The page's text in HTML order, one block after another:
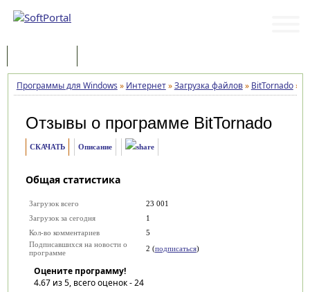
Программы для Windows » Интернет»Загрузка файлов» BitTornado»
Отзывы о программе BitTornado
СКАЧАТЬ Описание
Общая статистика
Загрузок всего
23 001
Загрузок за сегодня
1
Кол-во комментариев
5
Подписавшихся на новости о
программе
2 (подписаться)
Оцените программу!
4.67из 5, всего оценок -24